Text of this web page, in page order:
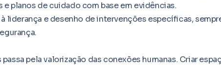
planos de cuidado com base em evidências.
e desenho de intervenções específicas,
pela valorização das conexões humanas. Criar